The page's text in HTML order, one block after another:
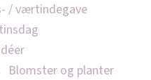
/ værtindegave
Blomster og planter